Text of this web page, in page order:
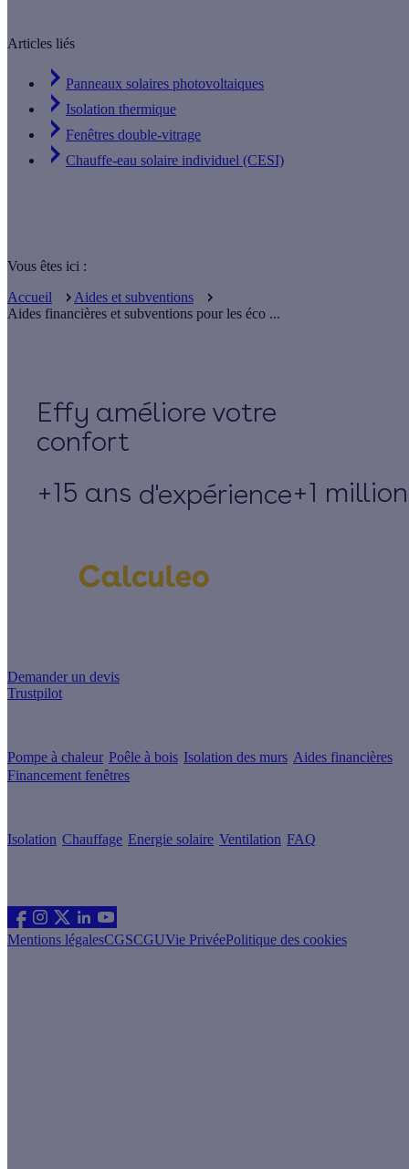
Articles liés
Panneaux solaires photovoltaiques
Isolation thermique
Fenêtres double-vitrage
Chauffe-eau solaire individuel (CESI)
Vous êtes ici :
Accueil
Aides et subventions
Aides financières et subventions pour les éco ...
Effy
+15 ans d'expérience+1
Demander un devis
Trustpilot
Pompe à chaleur Poêle à bois Isolation des murs Aides financières
Financement fenêtres
Isolation Chauffage Energie solaire Ventilation FAQ
Mentions légalesCGSCGUVie PrivéePolitique des cookies